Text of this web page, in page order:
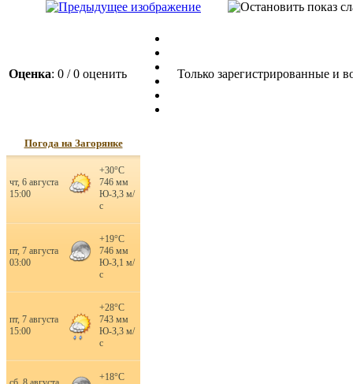
Оценка: 0 / 0 оценить Только зарегистрированные и
Погода на Загорянке